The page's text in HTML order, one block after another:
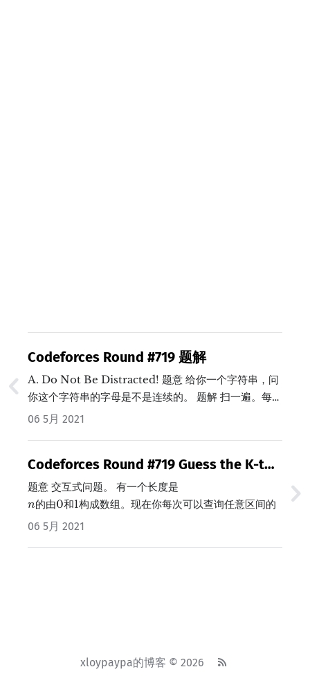
Codeforces Round #719 题解
A. Do Not Be Distracted! 题意 给你一个字符串，问
你这个字符串的字母是不是连续的。 题解 扫一遍。每发
现一个字母，就直接把连续的相同字母都跳过，然后标
06 5月 2021
Codeforces Round #719 Guess the K-th
Zero (Hard version) - 线段树
题意 交互式问题。 有一个长度是
n
n的由0和1构成数组。现在你每次可以查询任意区间的
和。现在有
t
k
06 5月 2021
xloypaypa的博客 © 2026